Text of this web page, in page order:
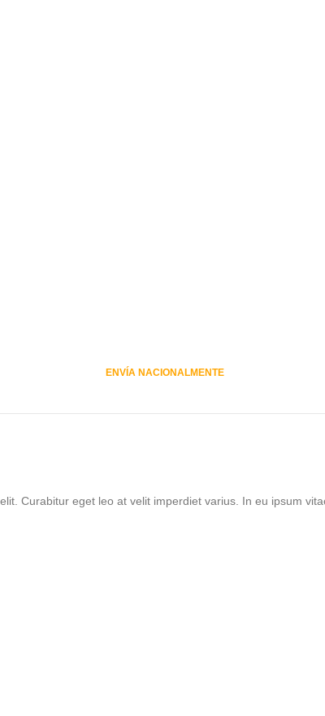
ENVÍA NACIONALMENTE
Curabitur eget leo at velit imperdiet varius. In eu ipsum